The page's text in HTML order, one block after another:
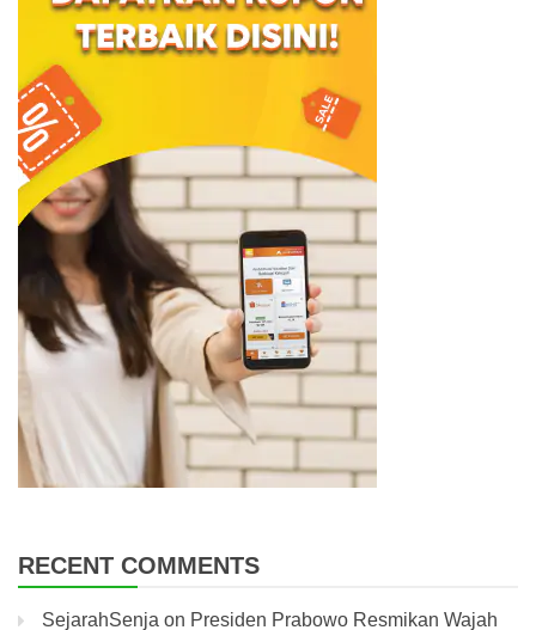
RECENT COMMENTS
SejarahSenja on Presiden Prabowo Resmikan Wajah